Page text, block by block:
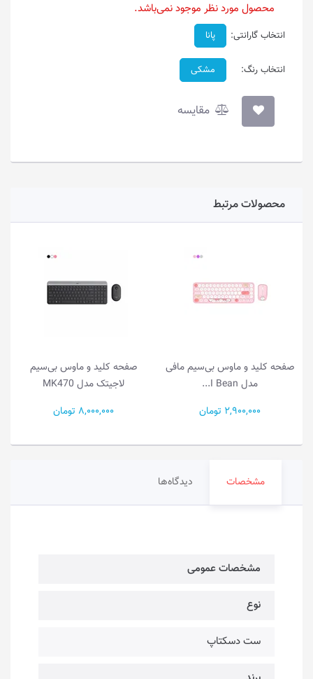
محصول مورد نظر موجود نمی‌باشد.
انتخاب گارانتی: پانا
انتخاب رنگ: مشکی
مقایسه
محصولات مرتبط
صفحه کلید و ماوس بی‌سیم مافی
مدل I Bean...
2,900,000 تومان
صفحه کلید و ماوس بی‌سیم
لاجیتک مدل MK470
8,000,000 تومان
مشخصات دیدگاه‌ها
مشخصات عمومی
نوع
ست دسکتاپ